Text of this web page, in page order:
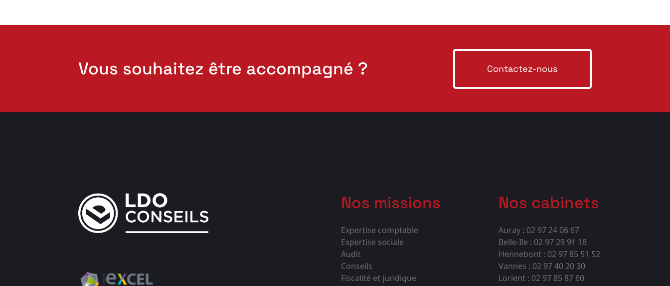
Vous souhaitez être accompagné ? Contactez-nous
Nos missions
Expertise comptable
Expertise sociale
Audit
Conseils
Fiscalité et juridique
Nos cabinets
Auray : 02 97 24 06 67
Belle-Ile : 02 97 29 91 18
Hennebont : 02 97 85 51 52
Vannes : 02 97 40 20 30
Lorient : 02 97 85 87 60